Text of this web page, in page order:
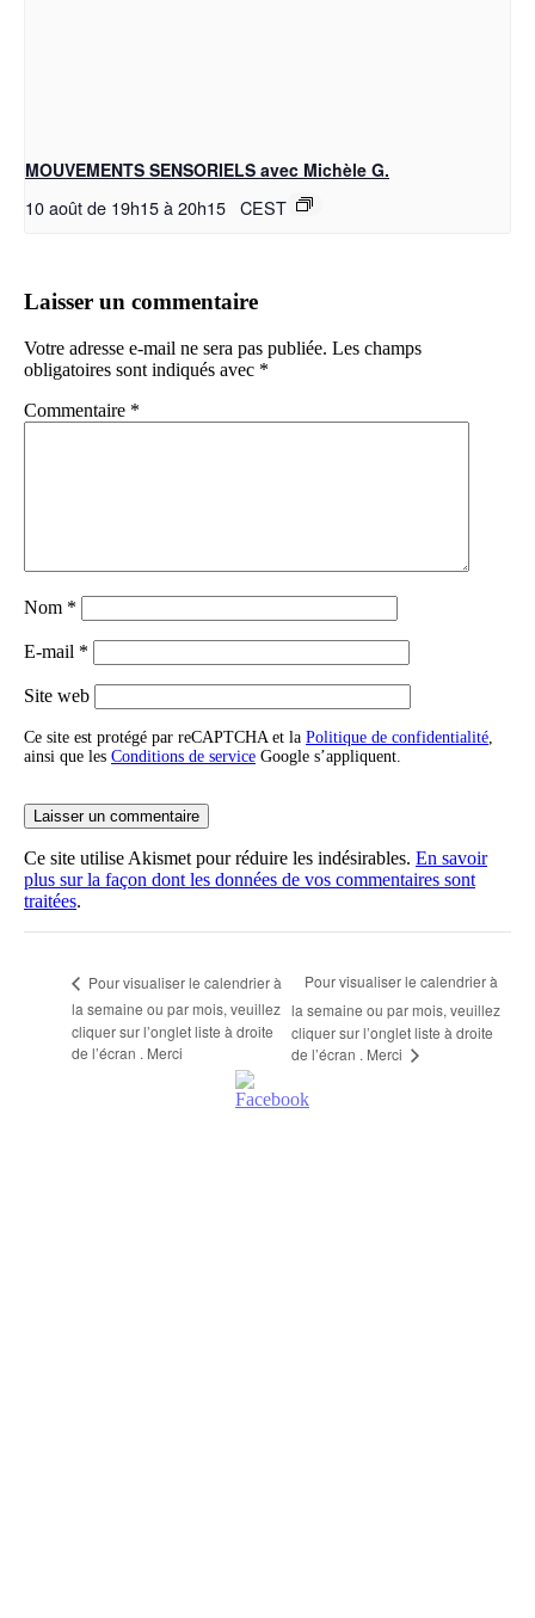
MOUVEMENTS SENSORIELS avec Michèle G.
10 août de 19h15à20h15 CEST
Laisser un commentaire
Votre adresse e-mail ne sera pas publiée. Les champs
obligatoires sont indiqués avec *
Commentaire *
Nom *
E-mail *
Site web
Ce site est protégé par reCAPTCHA et la Politique de confidentialité
ainsi que les Conditions de service Google s’appliquent.
Ce site utilise Akismet pour réduire les indésirables. En savoir
plus sur la façon dont les données de vos commentaires sont
traitées.
Pour visualiser le calendrier à
la semaine ou par mois, veuillez
cliquer sur l’onglet liste à droite
de l’écran . Merci
Pour visualiser le calendrier à
la semaine ou par mois, veuillez
cliquer sur l’onglet liste à droite
de l’écran . Merci